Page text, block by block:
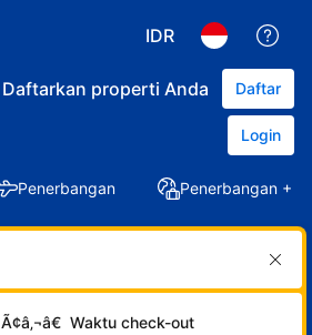
IDR
Daftarkan properti Anda Daftar
Login
Penerbangan Penerbangan +
Ã¢â‚¬â€ Waktu check-out